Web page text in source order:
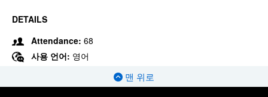
DETAILS
Attendance: 68
사용 언어: 영어
맨 위로